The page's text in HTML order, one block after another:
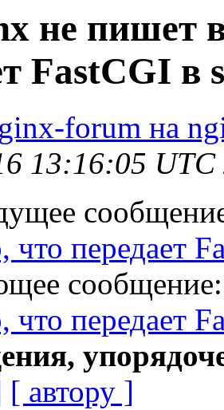
не пишет
FastCGI в
forum на
13:16:05 UTC
что передает
что передает
[ автору ]